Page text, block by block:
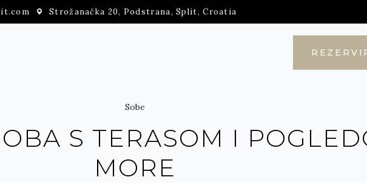
Strožanačka 20, Podstrana, Split, Croatia
Sobe
S TERASOM I
MORE